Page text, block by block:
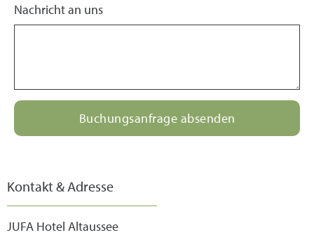
Nachricht an uns
Buchungsanfrage absenden
Kontakt & Adresse
JUFA Hotel Altaussee